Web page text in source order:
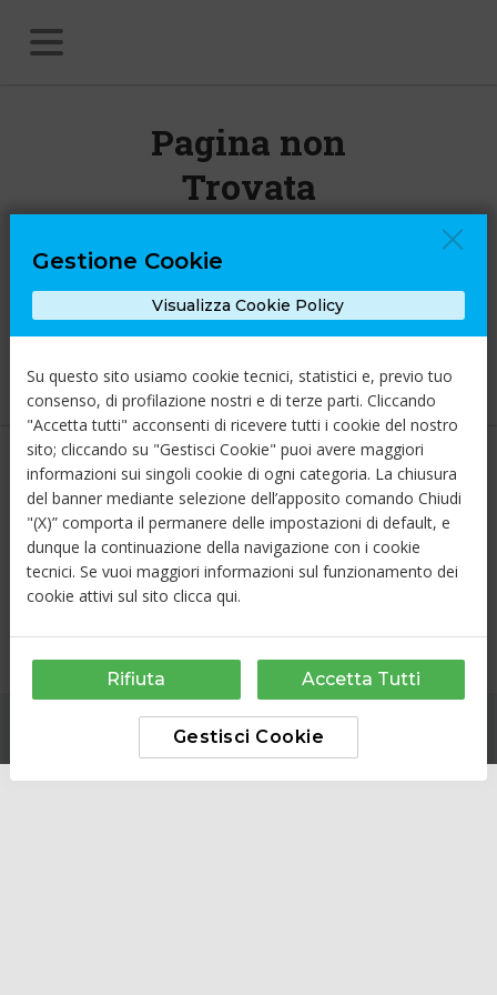
Pagina non
Trovata
Ci dispiace, ma la pagina che stai
cercando non esiste.
Torna alla Home
Link Utili
Chi Siamo
Contatti
Cookie Policy
OTO
Gestione Cookie
Visualizza Cookie Policy
Su questo sito usiamo cookie tecnici, statistici e, previo tuo
consenso, di profilazione nostri e di terze parti. Cliccando
"Accetta tutti" acconsenti di ricevere tutti i cookie del nostro
sito; cliccando su "Gestisci Cookie" puoi avere maggiori
informazioni sui singoli cookie di ogni categoria. La chiusura
del banner mediante selezione dell’apposito comando Chiudi
"(X)” comporta il permanere delle impostazioni di default, e
dunque la continuazione della navigazione con i cookie
tecnici. Se vuoi maggiori informazioni sul funzionamento dei
cookie attivi sul sito clicca qui.
Gestisci Cookie
Rifiuta Accetta Tutti